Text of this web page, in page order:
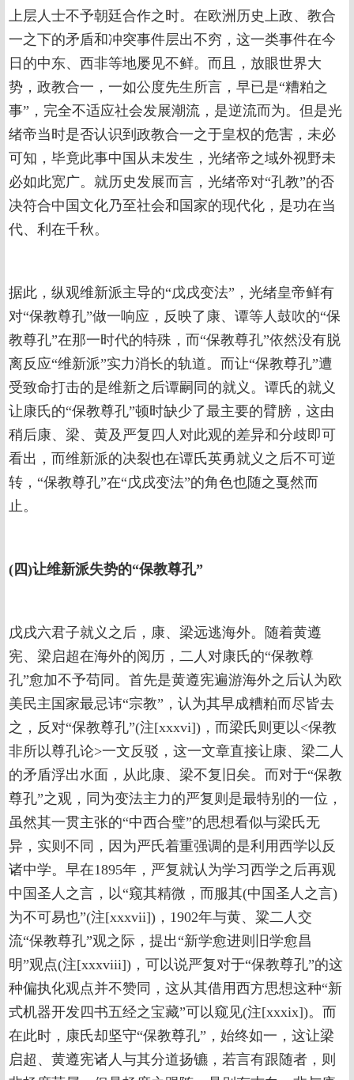
上层人士不予朝廷合作之时。在欧洲历史上政、教合
一之下的矛盾和冲突事件层出不穷，这一类事件在今
日的中东、西非等地屡见不鲜。而且，放眼世界大
势，政教合一，一如公度先生所言，早已是“糟粕之
事”，完全不适应社会发展潮流，是逆流而为。但是光
绪帝当时是否认识到政教合一之于皇权的危害，未必
可知，毕竟此事中国从未发生，光绪帝之域外视野未
必如此宽广。就历史发展而言，光绪帝对“孔教”的否
决符合中国文化乃至社会和国家的现代化，是功在当
代、利在千秋。
据此，纵观维新派主导的“戊戌变法”，光绪皇帝鲜有
对“保教尊孔”做一响应，反映了康、谭等人鼓吹的“保
教尊孔”在那一时代的特殊，而“保教尊孔”依然没有脱
离反应“维新派”实力消长的轨道。而让“保教尊孔”遭
受致命打击的是维新之后谭嗣同的就义。谭氏的就义
让康氏的“保教尊孔”顿时缺少了最主要的臂膀，这由
稍后康、梁、黄及严复四人对此观的差异和分歧即可
看出，而维新派的决裂也在谭氏英勇就义之后不可逆
转，“保教尊孔”在“戊戌变法”的角色也随之戛然而
止。
(四)让维新派失势的“保教尊孔”
戊戌六君子就义之后，康、梁远逃海外。随着黄遵
宪、梁启超在海外的阅历，二人对康氏的“保教尊
孔”愈加不予苟同。首先是黄遵宪遍游海外之后认为欧
美民主国家最忌讳“宗教”，认为其早成糟粕而尽皆去
之，反对“保教尊孔”(注[xxxvi])，而梁氏则更以<保教
非所以尊孔论>一文反驳，这一文章直接让康、梁二人
的矛盾浮出水面，从此康、梁不复旧矣。而对于“保教
尊孔”之观，同为变法主力的严复则是最特别的一位，
虽然其一贯主张的“中西合璧”的思想看似与梁氏无
异，实则不同，因为严氏着重强调的是利用西学以反
诸中学。早在1895年，严复就认为学习西学之后再观
中国圣人之言，以“窥其精微，而服其(中国圣人之言)
为不可易也”(注[xxxvii])，1902年与黄、粱二人交
流“保教尊孔”观之际，提出“新学愈进则旧学愈昌
明”观点(注[xxxviii])，可以说严复对于“保教尊孔”的这
种偏执化观点并不赞同，这从其借用西方思想这种“新
式机器开发四书五经之宝藏”可以窥见(注[xxxix])。而
在此时，康氏却坚守“保教尊孔”，始终如一，这让梁
启超、黄遵宪诸人与其分道扬镳，若言有跟随者，则